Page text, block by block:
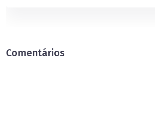
Comentários